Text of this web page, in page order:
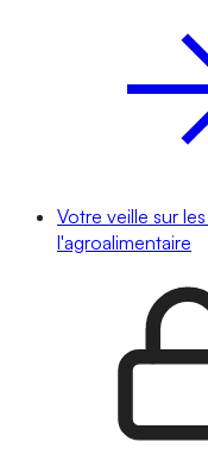
Votre veille sur
l'agroalimentaire